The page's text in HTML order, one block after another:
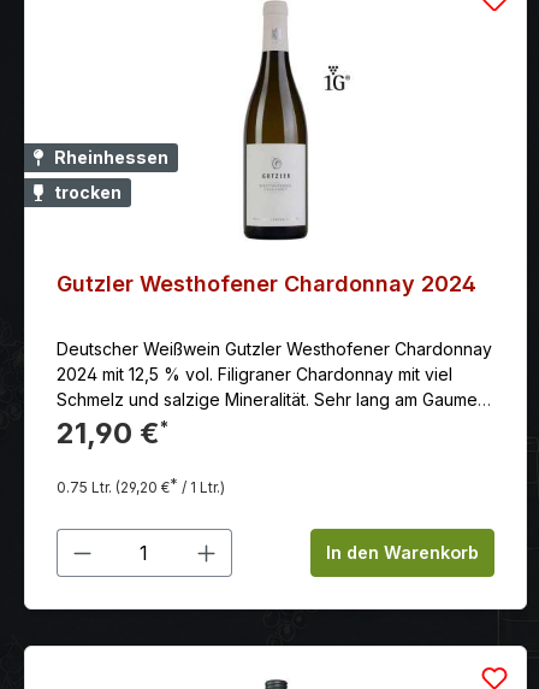
Rheinhessen
trocken
Gutzler Westhofener Chardonnay 2024
Deutscher Weißwein Gutzler Westhofener Chardonnay
2024 mit 12,5 % vol. Filigraner Chardonnay mit viel
Schmelz und salzige Mineralität. Sehr lang am Gaumen.
Ein Wein zum verlieben.
21,90 €*
0.75 Ltr. (29,20 €* / 1 Ltr.)
Produkt Anzahl: Gib denIn den Warenkorb